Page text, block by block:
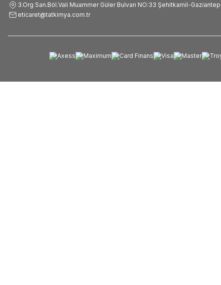
3.Org San.Böl.Vali Muammer Güler Bulvarı NO:33 Şehitkamil-Gaziantep
eticaret@tatkimya.com.tr